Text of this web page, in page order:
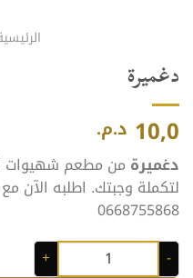
دغميرة
10,0 د.م.
دغميرة من مطعم شهيوات
لتكملة وجبتك. اطلبه الآن
0668755868
كمية دغميرة